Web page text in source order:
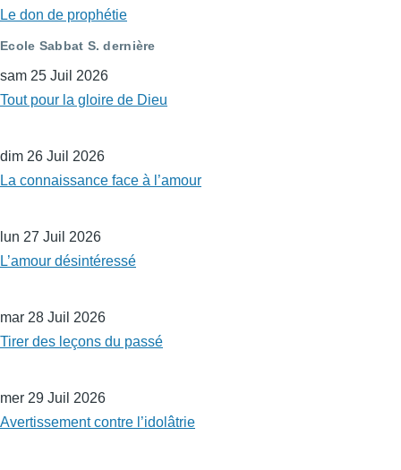
Le don de prophétie
Ecole Sabbat S. dernière
sam 25 Juil 2026
Tout pour la gloire de Dieu
dim 26 Juil 2026
La connaissance face à l’amour
lun 27 Juil 2026
L’amour désintéressé
mar 28 Juil 2026
Tirer des leçons du passé
mer 29 Juil 2026
Avertissement contre l’idolâtrie